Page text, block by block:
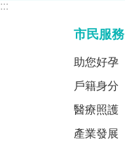
:::
市民服務
助您好孕
戶籍身分
醫療照護
產業發展